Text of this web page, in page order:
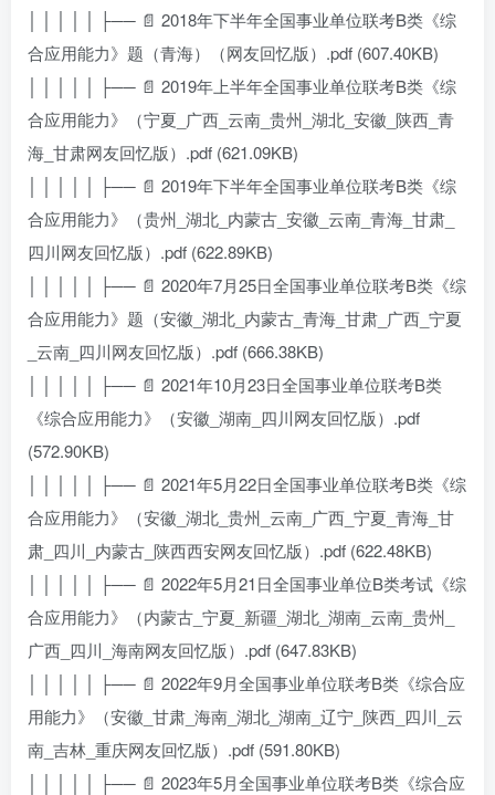
│ │ │ │ │ ├── 📄 2018年下半年全国事业单位联考B类《综
合应用能力》题（青海）（网友回忆版）.pdf (607.40KB)
│ │ │ │ │ ├── 📄 2019年上半年全国事业单位联考B类《综
合应用能力》（宁夏_广西_云南_贵州_湖北_安徽_陕西_青
海_甘肃网友回忆版）.pdf (621.09KB)
│ │ │ │ │ ├── 📄 2019年下半年全国事业单位联考B类《综
合应用能力》（贵州_湖北_内蒙古_安徽_云南_青海_甘肃_
四川网友回忆版）.pdf (622.89KB)
│ │ │ │ │ ├── 📄 2020年7月25日全国事业单位联考B类《综
合应用能力》题（安徽_湖北_内蒙古_青海_甘肃_广西_宁夏
_云南_四川网友回忆版）.pdf (666.38KB)
│ │ │ │ │ ├── 📄 2021年10月23日全国事业单位联考B类
《综合应用能力》（安徽_湖南_四川网友回忆版）.pdf
(572.90KB)
│ │ │ │ │ ├── 📄 2021年5月22日全国事业单位联考B类《综
合应用能力》（安徽_湖北_贵州_云南_广西_宁夏_青海_甘
肃_四川_内蒙古_陕西西安网友回忆版）.pdf (622.48KB)
│ │ │ │ │ ├── 📄 2022年5月21日全国事业单位B类考试《综
合应用能力》（内蒙古_宁夏_新疆_湖北_湖南_云南_贵州_
广西_四川_海南网友回忆版）.pdf (647.83KB)
│ │ │ │ │ ├── 📄 2022年9月全国事业单位联考B类《综合应
用能力》（安徽_甘肃_海南_湖北_湖南_辽宁_陕西_四川_云
南_吉林_重庆网友回忆版）.pdf (591.80KB)
│ │ │ │ │ ├── 📄 2023年5月全国事业单位联考B类《综合应